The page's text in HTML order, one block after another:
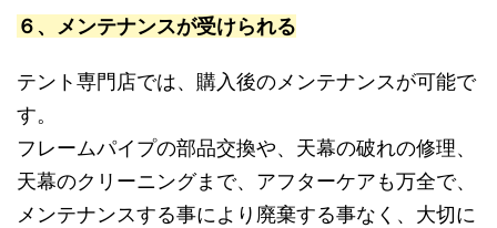
６、メンテナンスが受けられる
テント専門店では、購入後のメンテナンスが可能で
す。
フレームパイプの部品交換や、天幕の破れの修理、
天幕のクリーニングまで、アフターケアも万全で、
メンテナンスする事により廃棄する事なく、大切に